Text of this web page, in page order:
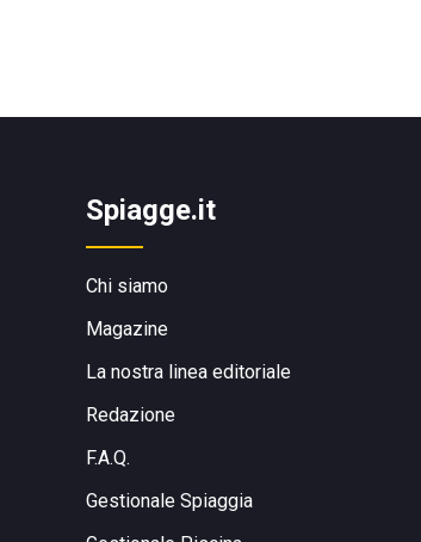
Spiagge.it
Chi siamo
Magazine
La nostra linea editoriale
Redazione
F.A.Q.
Gestionale Spiaggia